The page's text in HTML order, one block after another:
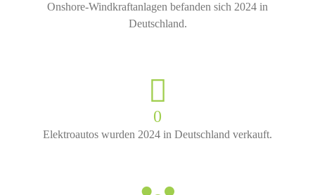
Onshore-Windkraftanlagen befanden sich 2024 in
Deutschland.
0
Elektroautos wurden 2024 in Deutschland verkauft.